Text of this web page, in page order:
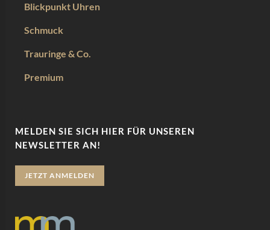
Blickpunkt Uhren
Schmuck
Trauringe & Co.
Premium
MELDEN SIE SICH HIER FÜR UNSEREN
NEWSLETTER AN!
JETZT ANMELDEN